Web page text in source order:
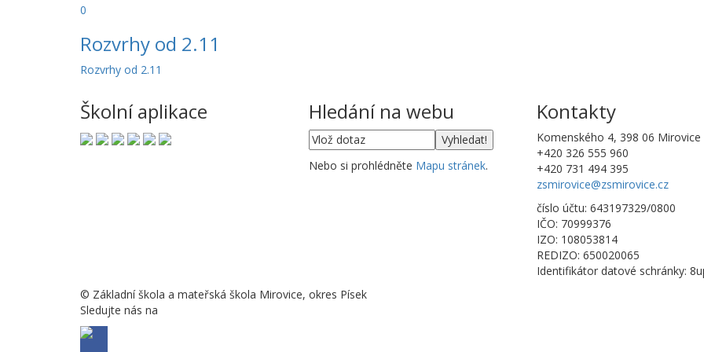
0
Rozvrhy od 2.11
Rozvrhy od 2.11
Školní aplikace Hledání na webu
Nebo si prohlédněte Mapu stránek.
Kontakty
Komenského 4, 398 06 Mirovice
+420 326 555 960
+420 731 494 395
zsmirovice@zsmirovice.cz
číslo účtu: 643197329/0800
IČO: 70999376
IZO: 108053814
REDIZO: 650020065
Identifikátor datové schránky:
© Základní škola a mateřská škola Mirovice, okres Písek
Sledujte nás na